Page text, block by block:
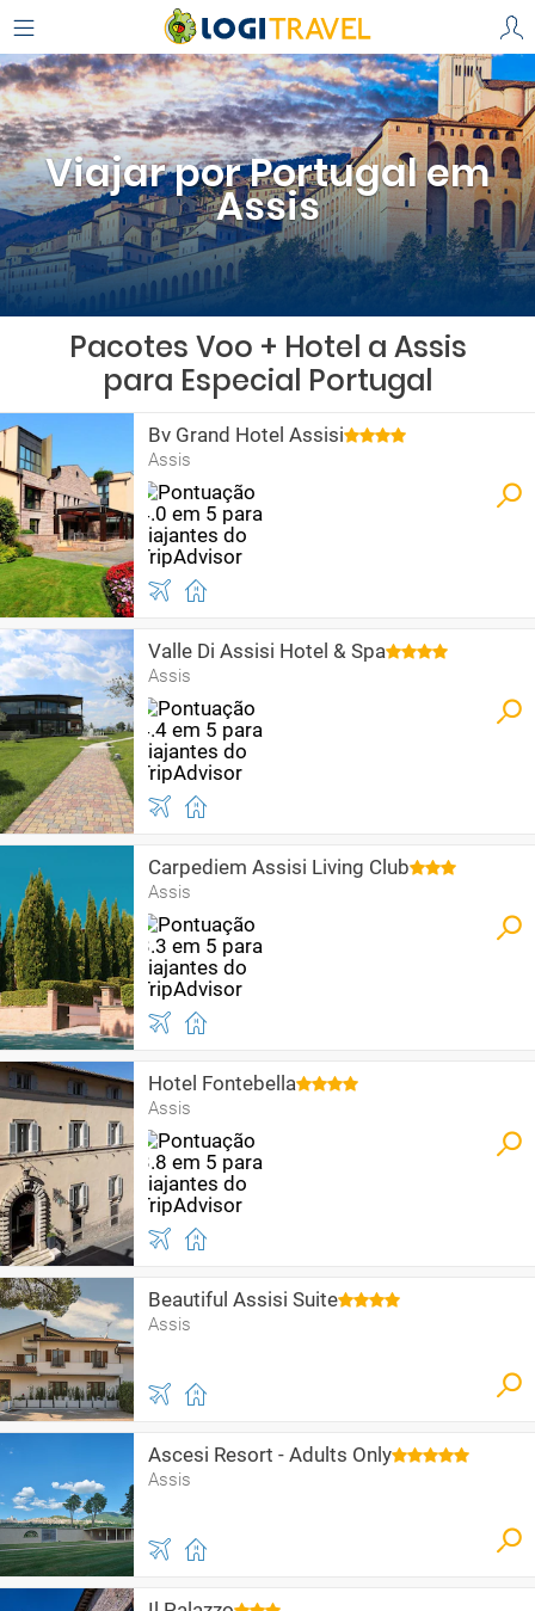
Viajar por Portugal em
Assis
Pacotes Voo + Hotel a Assis
para Especial Portugal
Bv Grand Hotel Assisi
Assis
Valle Di Assisi Hotel & Spa
Assis
Carpediem Assisi Living Club
Assis
Hotel Fontebella
Assis
Beautiful Assisi Suite
Assis
Ascesi Resort - Adults Only
Assis